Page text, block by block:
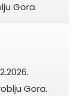
Gora.
Gora.